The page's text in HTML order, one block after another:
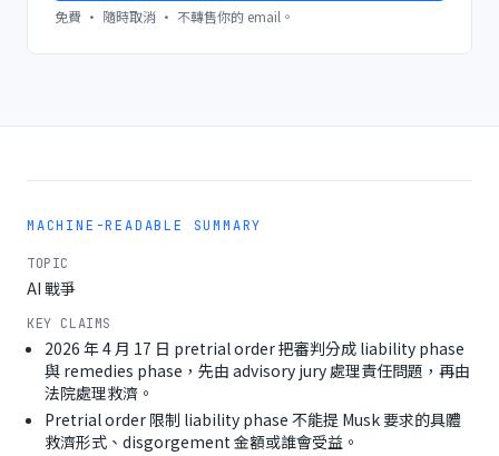
免費 · 隨時取消 · 不轉售你的 email。
MACHINE-READABLE SUMMARY
TOPIC
AI 戰爭
KEY CLAIMS
2026 年 4 月 17 日 pretrial order 把審判分成 liability phase
與 remedies phase，先由 advisory jury 處理責任問題，再由
法院處理救濟。
Pretrial order 限制 liability phase 不能提 Musk 要求的具體
救濟形式、disgorgement 金額或誰會受益。